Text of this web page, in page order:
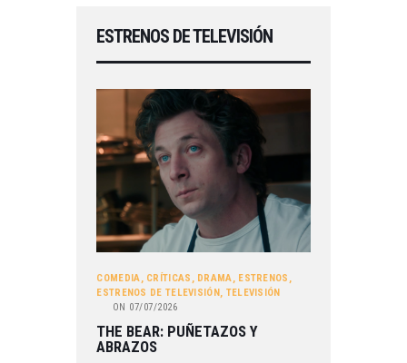
ESTRENOS DE TELEVISIÓN
COMEDIA, CRÍTICAS , DRAMA, ESTRENOS ,
ESTRENOS DE TELEVISIÓN, TELEVISIÓN
ON 07/07/2026
THE BEAR: PUÑETAZOS Y
ABRAZOS